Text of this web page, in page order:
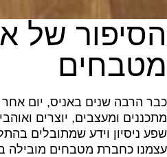
הסיפור של
מטבחים
כבר הרבה שנים באניס, יום אחר
מתכננים ומעצבים, יוצרים
שפע ניסיון וידע שמתובלים
עצמנו כחברת מטבחים מובילה